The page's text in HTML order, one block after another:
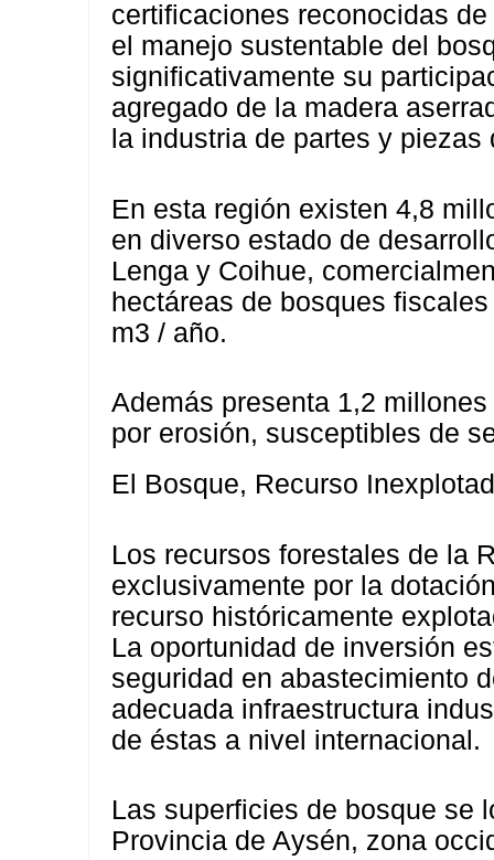
certificaciones reconocidas
el manejo sustentable del
significativamente su
agregado de la madera
la industria de partes y piezas
En esta región existen 4,8
en diverso estado de
Lenga y Coihue,
hectáreas de bosques
m3 / año.
Además presenta 1,2
por erosión, susceptibles de
El Bosque, Recurso
Los recursos forestales de la
exclusivamente por la
recurso históricamente
La oportunidad de inversión
seguridad en abastecimiento
adecuada infraestructura
de éstas a nivel internacional.
Las superficies de bosque se
Provincia de Aysén, zona